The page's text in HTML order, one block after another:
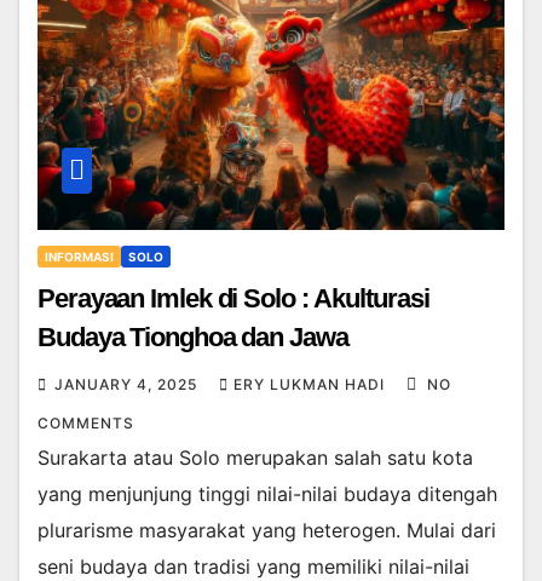
INFORMASI SOLO
Perayaan Imlek di Solo : Akulturasi
Budaya Tionghoa dan Jawa
JANUARY 4, 2025 ERY LUKMAN HADI NO
COMMENTS
Surakarta atau Solo merupakan salah satu kota
yang menjunjung tinggi nilai-nilai budaya ditengah
plurarisme masyarakat yang heterogen. Mulai dari
seni budaya dan tradisi yang memiliki nilai-nilai